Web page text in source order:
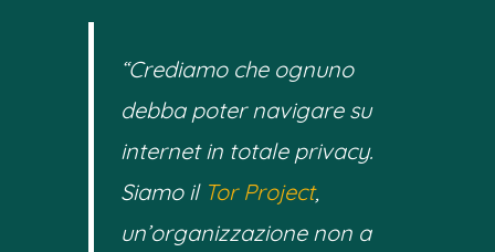
“Crediamo che ognuno
debba poter navigare su
internet in totale privacy.
Siamo il Tor Project,
un’organizzazione non a